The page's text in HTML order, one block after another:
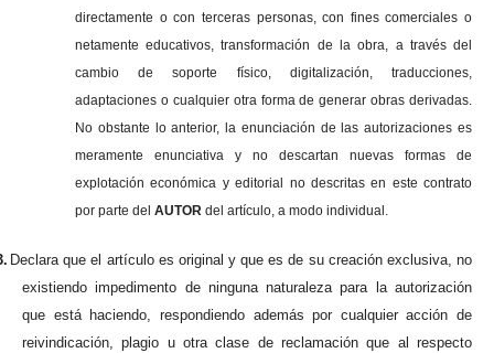
directamente o con terceras personas, con fines comerciales o
netamente educativos, transformación de la obra, a través del
cambio de soporte físico, digitalización, traducciones,
adaptaciones o cualquier otra forma de generar obras derivadas.
No obstante lo anterior, la enunciación de las autorizaciones es
meramente enunciativa y no descartan nuevas formas de
explotación económica y editorial no descritas en este contrato
por parte del AUTORdel artículo, a modo individual.
Declara que el artículo es original y que es de su creación exclusiva, no
existiendo impedimento de ninguna naturaleza para la autorización
que está haciendo, respondiendo además por cualquier acción de
reivindicación, plagio u otra clase de reclamación que al respecto